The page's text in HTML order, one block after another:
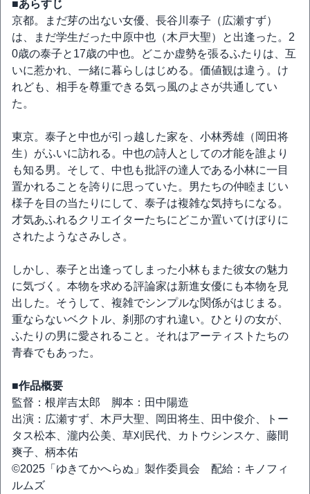
■あらすじ
京都。まだ芽の出ない女優、長谷川泰子（広瀬すず）
は、まだ学生だった中原中也（木戸大聖）と出逢った。2
0歳の泰子と17歳の中也。どこか虚勢を張るふたりは、互
いに惹かれ、一緒に暮らしはじめる。価値観は違う。け
れども、相手を尊重できる気っ風のよさが共通してい
た。
東京。泰子と中也が引っ越した家を、小林秀雄（岡田将
生）がふいに訪れる。中也の詩人としての才能を誰より
も知る男。そして、中也も批評の達人である小林に一目
置かれることを誇りに思っていた。男たちの仲睦まじい
様子を目の当たりにして、泰子は複雑な気持ちになる。
才気あふれるクリエイターたちにどこか置いてけぼりに
されたようなさみしさ。
しかし、泰子と出逢ってしまった小林もまた彼女の魅力
に気づく。本物を求める評論家は新進女優にも本物を見
出した。そうして、複雑でシンプルな関係がはじまる。
重ならないベクトル、刹那のすれ違い。ひとりの女が、
ふたりの男に愛されること。それはアーティストたちの
青春でもあった。
■作品概要
監督：根岸吉太郎 脚本：田中陽造
出演：広瀬すず、木戸大聖、岡田将生、田中俊介、トー
タス松本、瀧内公美、草刈民代、カトウシンスケ、藤間
爽子、柄本佑
©︎2025「ゆきてかへらぬ」製作委員会 配給：キノフィ
ルムズ